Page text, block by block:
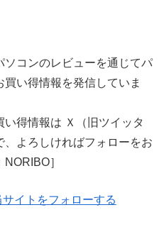
コンのレビューを通じてパ
い得情報を発信していま
得情報は Ｘ（旧ツイッタ
よろしければフォローをお
］
イトをフォローする